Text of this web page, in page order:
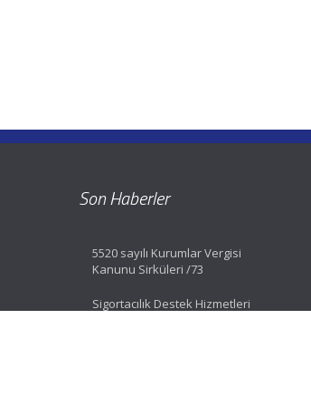
Son Haberler
5520 sayılı Kurumlar Vergisi
Kanunu Sirküleri /73
Sigortacılık Destek Hizmetleri